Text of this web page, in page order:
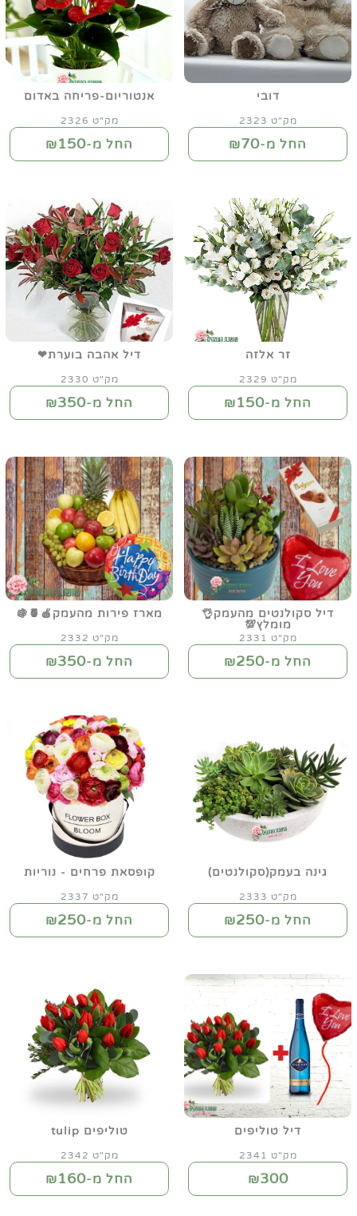
דובי
מק"ט 2323
החל מ-₪70
אנטוריום-פריחה באדום
מק"ט 2326
החל מ-₪150
זר אלזה
מק"ט 2329
החל מ-₪150
דיל אהבה בוערת❤
מק"ט 2330
החל מ-₪350
דיל סקולנטים מהעמק👌
מומלץ💯
מק"ט 2331
החל מ-₪250
מארז פירות מהעמק🍎🍍🍇
מק"ט 2332
החל מ-₪350
גינה בעמק(סקולנטים)
מק"ט 2333
החל מ-₪250
קופסאת פרחים - נוריות
מק"ט 2337
החל מ-₪250
דיל טוליפים
מק"ט 2341
₪300
טוליפים tulip
מק"ט 2342
החל מ-₪160